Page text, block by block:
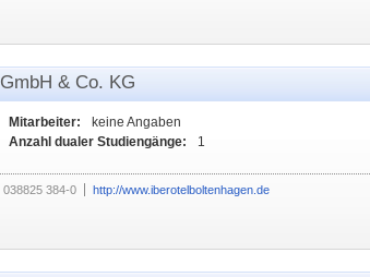
& Co. KG
Mitarbeiter:
keine Angaben
Anzahl dualer Studiengänge:
1
038825 384-0 http://www.iberotelboltenhagen.de